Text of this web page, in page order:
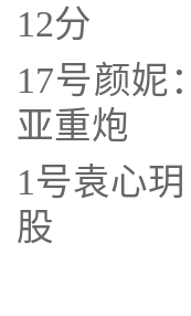
12分
17号颜妮
亚重炮
1号袁心
股